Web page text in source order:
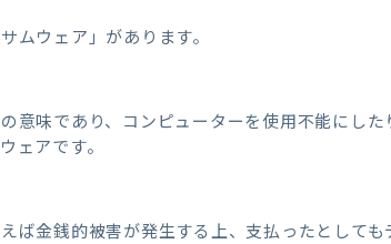
ムウェア」があります。
の意味であり、コンピューターを使用不能にし
ェアです。
ば金銭的被害が発生する上、支払ったとしても